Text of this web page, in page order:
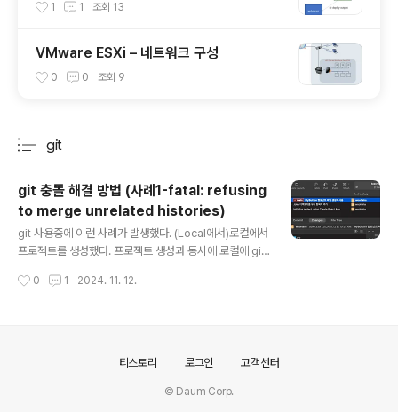
1 1 조회 13
VMware ESXi – 네트워크 구성
0 0 조회 9
git
git 충돌 해결 방법 (사례1-fatal: refusing
to merge unrelated histories)
git 사용중에 이런 사례가 발생했다. (Local에서)로컬에서
프로젝트를 생성했다. 프로젝트 생성과 동시에 로컬에 git
DME 파일이 포함됨) 외에 새로운 2개의 수정사항에 대한
록 선택했다. (Local에서)Remote 리파지토리 주소를 로
터 woohaha 라는 브랜치를 새로 땄다. gitlab 에서는 m
0 1 2024. 11. 12.
티스토리 로그인 고객센터
© Daum Corp.